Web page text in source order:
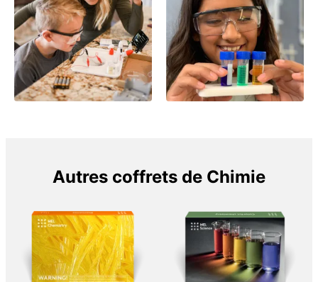
Autres coffrets de Chimie